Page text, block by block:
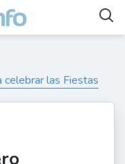
celebrar las Fiestas